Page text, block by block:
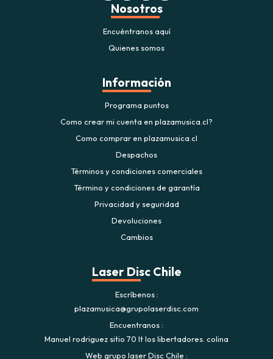
Nosotros
Encuéntranos aquí
Quienes somos
Información
Programa puntos
Como crear mi cuenta en plazamusica.cl?
Como comprar en plazamusica.cl
Despachos
Términos y condiciones comerciales
Término y condiciones de garantía
Privacidad y seguridad
Devoluciones
Cambios
Laser Disc Chile
Escríbenos
plazamusica@grupolaserdisc.com
Encuentranos
Manuel rodriguez sitio 70 lt los libertadores. colina
Web grupo laser Disc Chile